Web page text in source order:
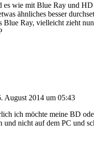
es wie mit Blue Ray und
ähnliches besser
Blue Ray, vielleicht zieht
August 2014 um 05:43
ich möchte meine BD
und nicht auf dem PC und